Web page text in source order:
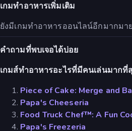
เกมทำอาหารเพิ่มเติม
ยังมีเกมทำอาหารออนไลน์อีกมากมา
คำถามที่พบเจอได้บ่อย
เกมส์ทำอาหารอะไรที่มีคนเล่นมากที่
Piece of Cake: Merge and
Papa's Cheeseria
Food Truck Chef™: A Fun
Papa's Freezeria